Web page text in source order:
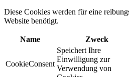
Diese Cookies werden für eine
Website benötigt.
Name Zweck
CookieConsent
Speichert Ihre
Einwilligung zur
Verwendung von